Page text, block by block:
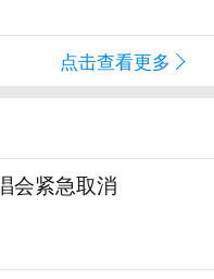
点击查看更多
会紧急取消